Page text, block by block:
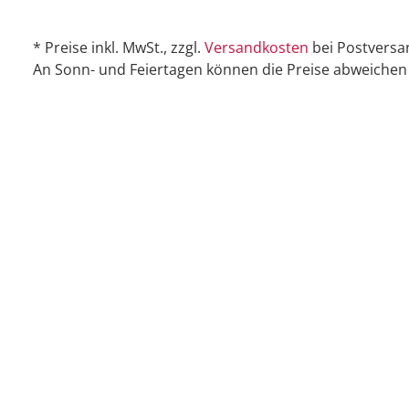
* Preise inkl. MwSt., zzgl. Versandkosten bei
An Sonn- und Feiertagen können die Preise abweichen